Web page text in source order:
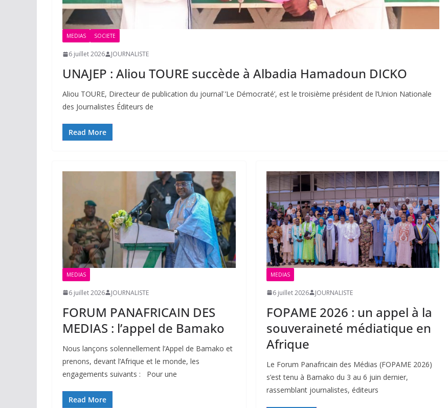
MEDIAS SOCIETE
6 juillet 2026 JOURNALISTE
UNAJEP : Aliou TOURE succède à Albadia Hamadoun DICKO
Aliou TOURE, Directeur de publication du journal ́’Le Démocraté’, est le troisième président de l’Union Nationale
des Journalistes Éditeurs de
Read More
MEDIAS
6 juillet 2026 JOURNALISTE
FORUM PANAFRICAIN DES
MEDIAS : l’appel de Bamako
Nous lançons solennellement l’Appel de Bamako et
prenons, devant l’Afrique et le monde, les
engagements suivants : Pour une
Read More
MEDIAS
6 juillet 2026 JOURNALISTE
FOPAME 2026 : un appel à la
souveraineté médiatique en
Afrique
Le Forum Panafricain des Médias (FOPAME 2026)
s’est tenu à Bamako du 3 au 6 juin dernier,
rassemblant journalistes, éditeurs